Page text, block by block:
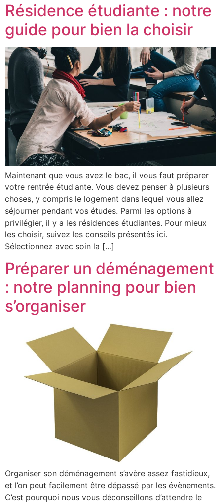
Résidence étudiante : notre
guide pour bien la choisir
Maintenant que vous avez le bac, il vous faut préparer
votre rentrée étudiante. Vous devez penser à plusieurs
choses, y compris le logement dans lequel vous allez
séjourner pendant vos études. Parmi les options à
privilégier, il y a les résidences étudiantes. Pour mieux
les choisir, suivez les conseils présentés ici.
Sélectionnez avec soin la […]
Préparer un déménagement
: notre planning pour bien
s’organiser
Organiser son déménagement s’avère assez fastidieux,
et l’on peut facilement être dépassé par les évènements.
C’est pourquoi nous vous déconseillons d’attendre le